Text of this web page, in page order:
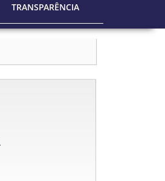
TRANSPARÊNCIA